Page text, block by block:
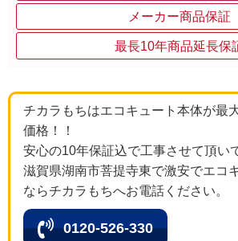
メーカー商品保証
最長10年商品延長保
チカラもちはエコキュート本体が最
価格！！
安心の10年保証込で工事させて頂い
滋賀県湖南市菩提寺東で激安でエコ
ならチカラもちへお電話ください。
0120-526-330